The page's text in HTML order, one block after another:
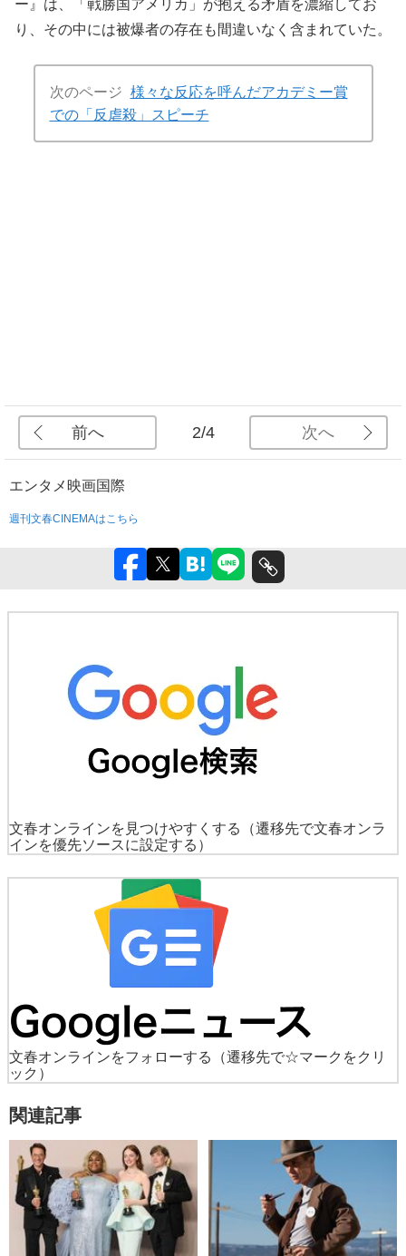
ー』は、「戦勝国アメリカ」が抱える矛盾を濃縮してお
り、その中には被爆者の存在も間違いなく含まれていた。
次のページ 様々な反応を呼んだアカデミー賞
での「反虐殺」スピーチ
前へ 2/4 次へ
エンタメ 映画国際
週刊文春CINEMAはこちら
文春オンラインを見つけやすくする
（遷移先で文春オンラ
インを優先ソースに設定する）
文春オンラインをフォローする
（遷移先で☆マークをクリ
ック）
関連記事